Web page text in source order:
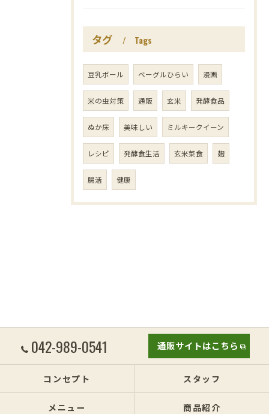
タグ Tags
豆乳ボール ベーグルひらい 漫画
米の虫対策 通販 玄米 発酵食品
ぬか床 美味しい ミルキークイーン
レシピ 発酵食生活 玄米菜食 麹
腸活 健康
042-989-0541 通販サイトはこちら
コンセプト スタッフ
メニュー 商品紹介